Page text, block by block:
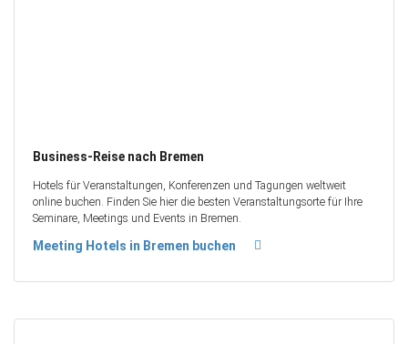
Business-Reise nach Bremen
Hotels für Veranstaltungen, Konferenzen und Tagungen weltweit
online buchen. Finden Sie hier die besten Veranstaltungsorte für Ihre
Seminare, Meetings und Events in Bremen.
Meeting Hotels in Bremen buchen